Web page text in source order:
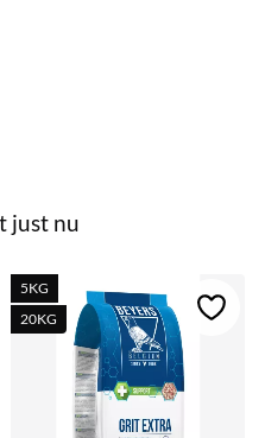
just nu
i favoriter
5KG
20KG
Lägg